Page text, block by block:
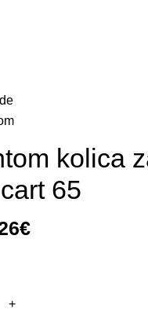
kolica
65
€